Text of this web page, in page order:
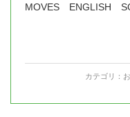
MOVES ENGLISH
カテゴリ：